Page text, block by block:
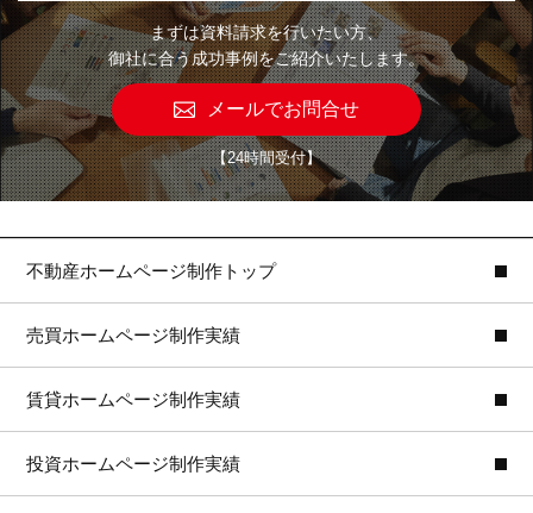
まずは資料請求を行いたい方、
御社に合う成功事例をご紹介いたします。
メールでお問合せ
【24時間受付】
不動産ホームページ制作トップ
売買ホームページ制作実績
賃貸ホームページ制作実績
投資ホームページ制作実績